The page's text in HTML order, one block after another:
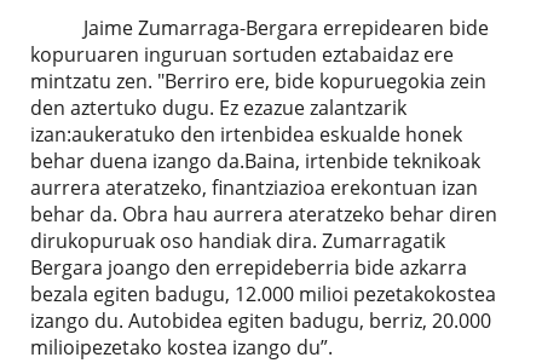
Jaime Zumarraga-Bergara errepidearen bide
kopuruaren inguruan sortuden eztabaidaz ere
mintzatu zen. "Berriro ere, bide kopuruegokia zein
den aztertuko dugu. Ez ezazue zalantzarik
izan:aukeratuko den irtenbidea eskualde honek
behar duena izango da.Baina, irtenbide teknikoak
aurrera ateratzeko, finantziazioa erekontuan izan
behar da. Obra hau aurrera ateratzeko behar diren
dirukopuruak oso handiak dira. Zumarragatik
Bergara joango den errepideberria bide azkarra
bezala egiten badugu, 12.000 milioi pezetakokostea
izango du. Autobidea egiten badugu, berriz, 20.000
milioipezetako kostea izango du”.